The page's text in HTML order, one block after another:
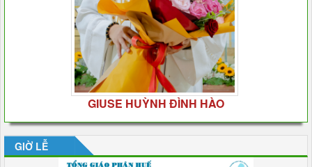
GIUSE HUỲNH ĐÌNH HÀO
GIỜ LỄ